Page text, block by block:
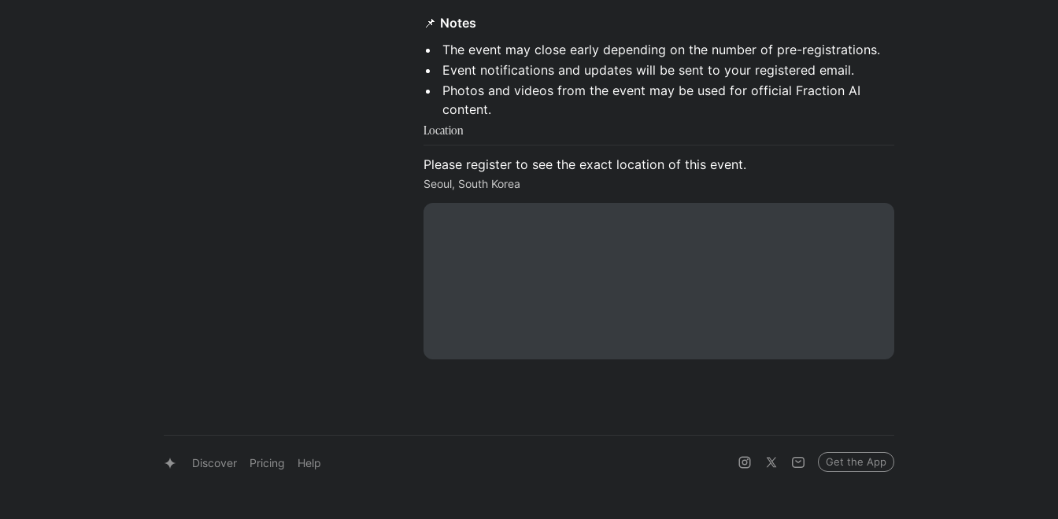
📌 Notes
The event may close early depending on the number of pre-registrations.
Event notifications and updates will be sent to your registered email.
Photos and videos from the event may be used for official Fraction AI
content.
Location
Please register to see the exact location of this event.
Seoul, South Korea
Discover Pricing Help Get the App